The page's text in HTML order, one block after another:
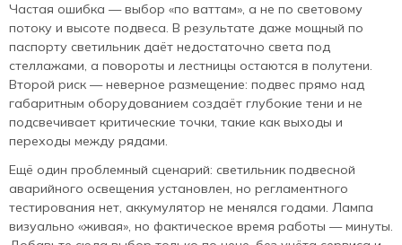
Частая ошибка — выбор «по ваттам», а не по световому
потоку и высоте подвеса. В результате даже мощный по
паспорту светильник даёт недостаточно света под
стеллажами, а повороты и лестницы остаются в полутени.
Второй риск — неверное размещение: подвес прямо над
габаритным оборудованием создаёт глубокие тени и не
подсвечивает критические точки, такие как выходы и
переходы между рядами.
Ещё один проблемный сценарий: светильник подвесной
аварийного освещения установлен, но регламентного
тестирования нет, аккумулятор не менялся годами. Лампа
визуально «живая», но фактическое время работы — минуты.